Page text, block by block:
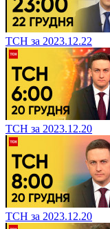
ТСН за 2023.12.22
ТСН за 2023.12.20
ТСН за 2023.12.20